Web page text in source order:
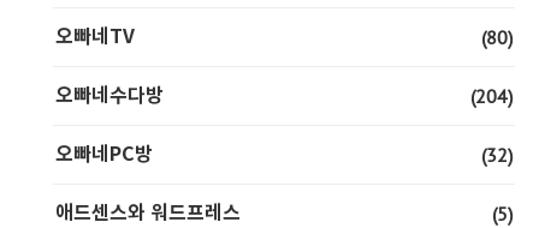
오빠네TV (80)
오빠네수다방 (204)
오빠네PC방 (32)
애드센스와 워드프레스 (5)